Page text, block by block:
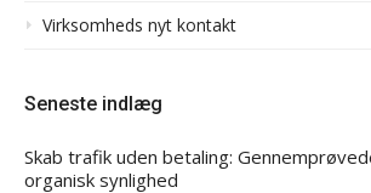
Virksomheds nyt kontakt
Seneste indlæg
Skab trafik uden betaling:
organisk synlighed